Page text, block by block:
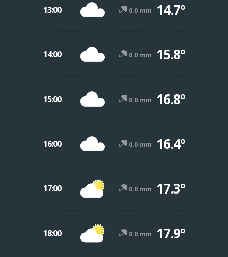
13:00 0.0 mm 14.7º
14:00 0.0 mm 15.8º
15:00 0.0 mm 16.8º
16:00 0.0 mm 16.4º
17:00 0.0 mm 17.3º
18:00 0.0 mm 17.9º